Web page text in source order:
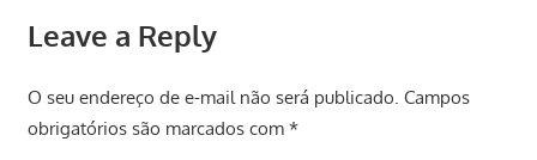
Leave a Reply
O seu endereço de e-mail não será publicado. Campos
obrigatórios são marcados com *